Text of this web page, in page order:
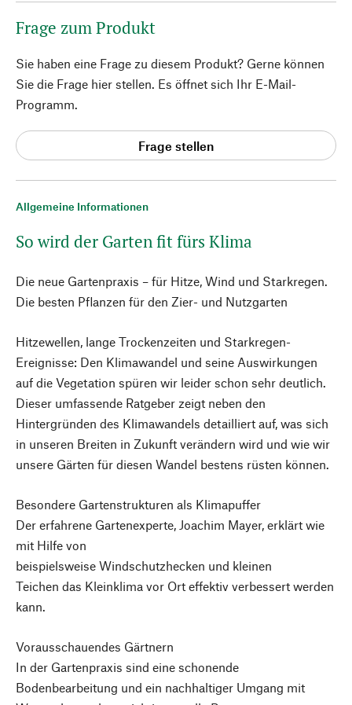
Allgemeine Informationen
So wird der Garten fit fürs Klima
Die neue Gartenpraxis – für Hitze, Wind und Starkregen.
Die besten Pflanzen für den Zier- und Nutzgarten
Hitzewellen, lange Trockenzeiten und Starkregen-
Ereignisse: Den Klimawandel und seine Auswirkungen
auf die Vegetation spüren wir leider schon sehr deutlich.
Dieser umfassende Ratgeber zeigt neben den
Hintergründen des Klimawandels detailliert auf, was sich
in unseren Breiten in Zukunft verändern wird und wie wir
unsere Gärten für diesen Wandel bestens rüsten können.
Besondere Gartenstrukturen als Klimapuffer
Der erfahrene Gartenexperte, Joachim Mayer, erklärt wie
mit Hilfe von
beispielsweise Windschutzhecken und kleinen
Teichen das Kleinklima vor Ort effektiv verbessert werden
kann.
Vorausschauendes Gärtnern
In der Gartenpraxis sind eine schonende
Bodenbearbeitung und ein nachhaltiger Umgang mit
Frage zum Produkt
Sie haben eine Frage zu diesem Produkt? Gerne können
Sie die Frage hier stellen. Es öffnet sich Ihr E-Mail-
Programm.
Frage stellen